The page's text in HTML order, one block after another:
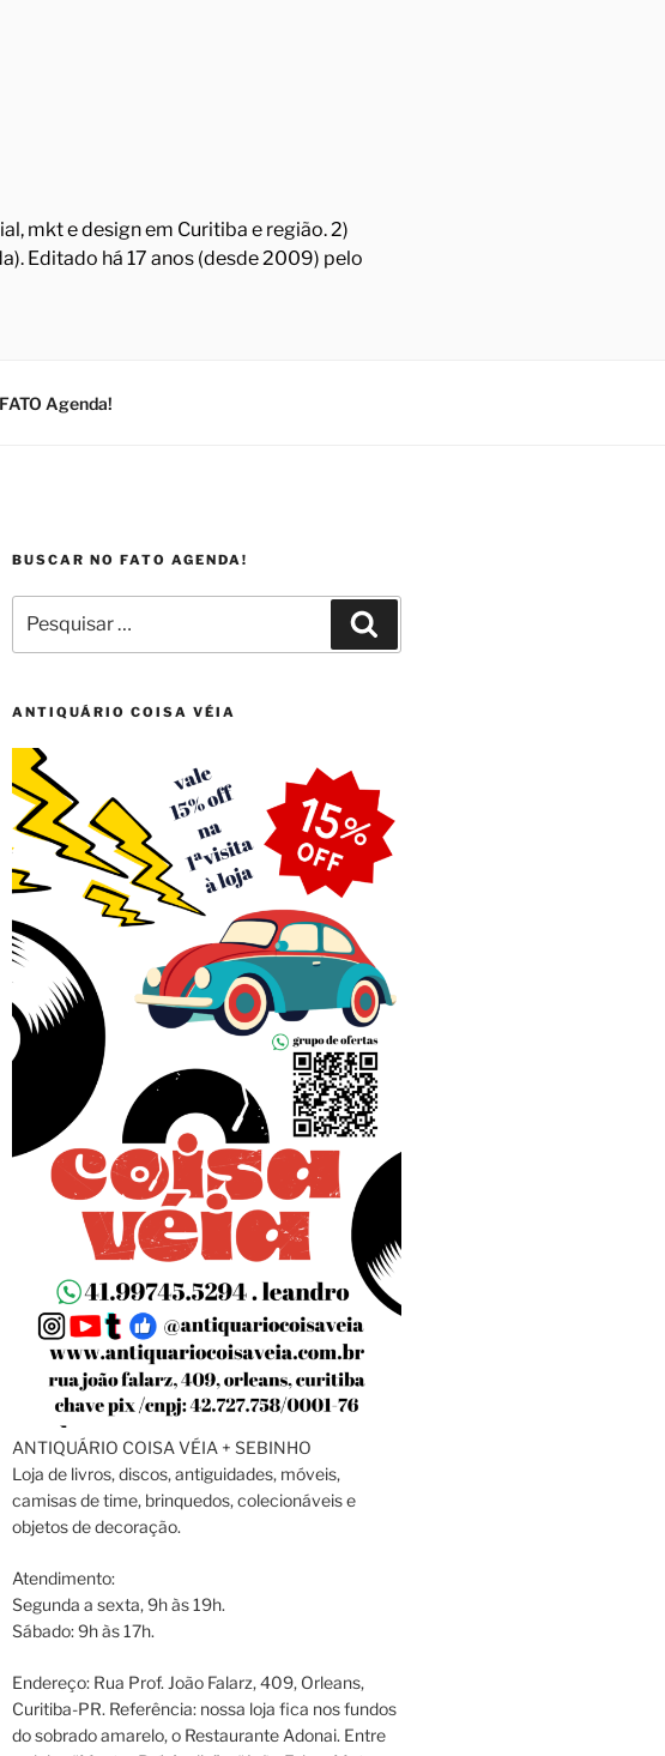
mkt e design em Curitiba e região. 2)
Editado há 17 anos (desde 2009) pelo
Agenda!
BUSCAR NO FATO AGENDA!
por:
ANTIQUÁRIO COISA VÉIA
ANTIQUÁRIO COISA VÉIA + SEBINHO
Loja de livros, discos, antiguidades, móveis,
camisas de time, brinquedos, colecionáveis e
objetos de decoração.
Atendimento:
Segunda a sexta, 9h às 19h.
Sábado: 9h às 17h.
Endereço: Rua Prof. João Falarz, 409, Orleans,
Curitiba-PR. Referência: nossa loja fica nos fundos
do sobrado amarelo, o Restaurante Adonai. Entre